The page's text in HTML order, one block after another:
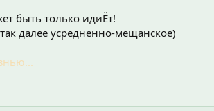
быть только идиЁт!
далее усредненно-мещанское)